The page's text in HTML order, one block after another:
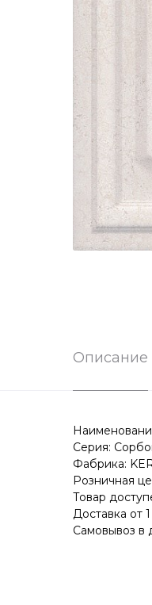
Описание
Серия:
Фабрика:
Розничная
Товар
Доставка от
Самовывоз в